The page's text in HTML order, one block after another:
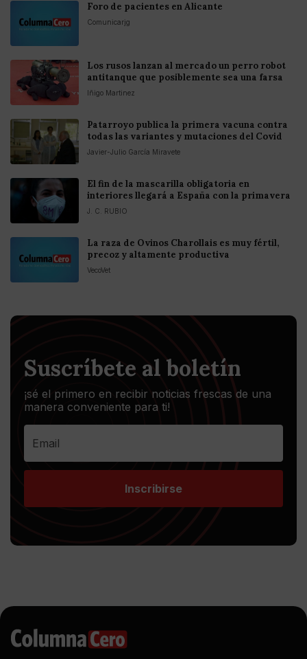
Foro de pacientes en Alicante
Comunicarjg
Los rusos lanzan al mercado un perro robot
antitanque que posiblemente sea una farsa
Iñigo Martinez
Patarroyo publica la primera vacuna contra
todas las variantes y mutaciones del Covid
Javier-Julio García Miravete
El fin de la mascarilla obligatoria en
interiores llegará a España con la primavera
J. C. RUBIO
La raza de Ovinos Charollais es muy fértil,
precoz y altamente productiva
VecoVet
Suscríbete al boletín
¡sé el primero en recibir noticias frescas de una
manera conveniente para ti!
Inscribirse